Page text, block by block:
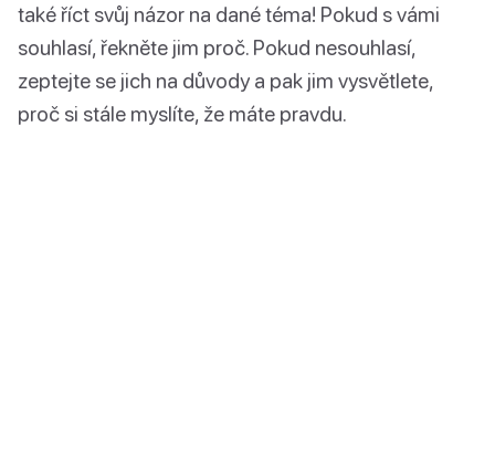
také říct svůj názor na dané téma! Pokud s vámi
souhlasí, řekněte jim proč. Pokud nesouhlasí,
zeptejte se jich na důvody a pak jim vysvětlete,
proč si stále myslíte, že máte pravdu.